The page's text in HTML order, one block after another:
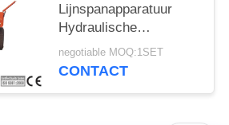
Lijnspanapparatuur
Hydraulische
Krachtspanner
negotiable MOQ:1SET
CONTACT